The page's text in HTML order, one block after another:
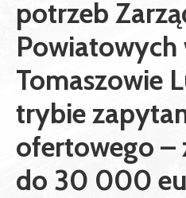
potrzeb
Powiatowych
Tomaszowie
trybie
ofertowego –
do 30 000